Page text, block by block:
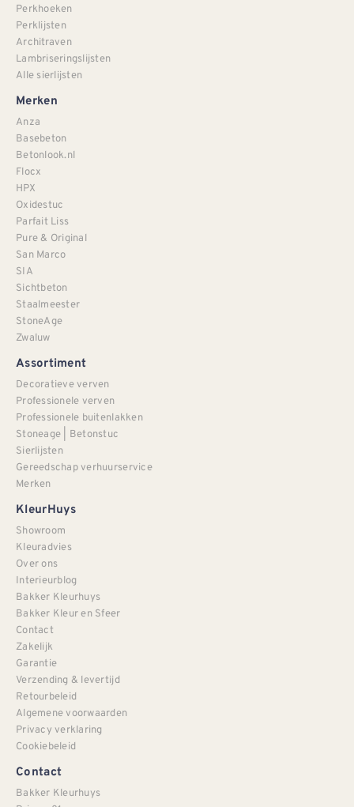
Perkhoeken
Perklijsten
Architraven
Lambriseringslijsten
Alle sierlijsten
Merken
Anza
Basebeton
Betonlook.nl
Flocx
HPX
Oxidestuc
Parfait Liss
Pure & Original
San Marco
SIA
Sichtbeton
Staalmeester
StoneAge
Zwaluw
Assortiment
Decoratieve verven
Professionele verven
Professionele buitenlakken
Stoneage | Betonstuc
Sierlijsten
Gereedschap verhuurservice
Merken
KleurHuys
Showroom
Kleuradvies
Over ons
Interieurblog
Bakker Kleurhuys
Bakker Kleur en Sfeer
Contact
Zakelijk
Garantie
Verzending & levertijd
Retourbeleid
Algemene voorwaarden
Privacy verklaring
Cookiebeleid
Contact
Bakker Kleurhuys